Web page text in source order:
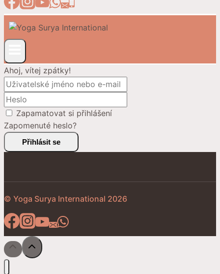
Ahoj, vítej zpátky!
Zapamatovat si přihlášení
Zapomenuté heslo?
Přihlásit se
© Yoga Surya International 2026